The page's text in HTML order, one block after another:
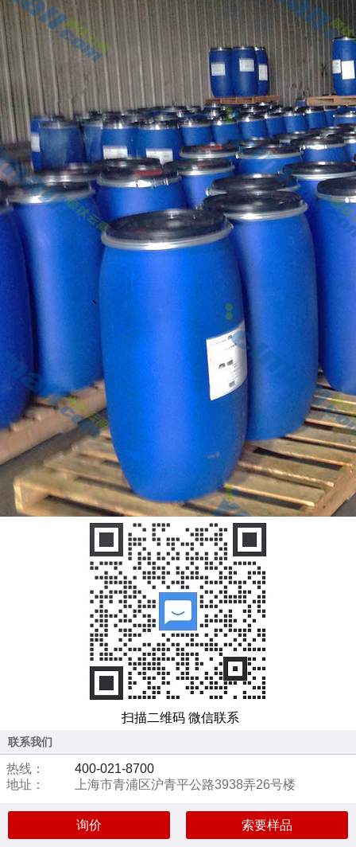
扫描二维码 微信联系
联系我们
热线：
400-021-8700
地址：
上海市青浦区沪青平公路3938弄26号楼
询价 索要样品
首页 分类 资讯 个人中心